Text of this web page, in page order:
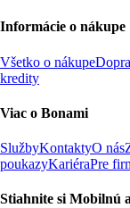
Informácie o nákupe
Všetko o nákupe
kredity
Viac o Bonami
SlužbyKontaktyO nás
poukazyKariéraPre
Stiahnite si Mobilnú